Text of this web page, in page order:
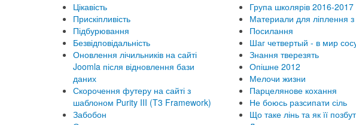
Цікавість
Прискіпливість
Підбурювання
Безвідповідальність
Оновлення лічильників на сайті
Joomla після відновлення бази
даних
Скорочення футеру на сайті з
шаблоном Purity III (T3 Framework)
Забобон
Група школярів 2016-2017
Материали для ліплення з
Посилання
Шаг четвертый - в мир
Знання тверезять
Опішне 2012
Мелочи жизни
Парцелянове кохання
Не боюсь разсипати сіль
Що таке лінь та як її